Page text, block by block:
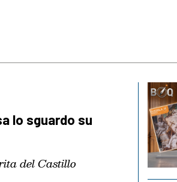
lo sguardo su
del Castillo